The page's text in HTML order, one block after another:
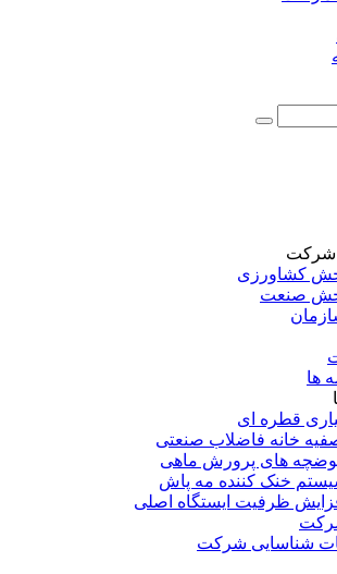
شرکت
کشاورزی
صنعت
ها
قطره ای
خانه فاضلاب صنعتی
های پرورش ماهی
خنک کننده مه پاش
ظرفیت ایستگاه اصلی
شناسایی شرکت